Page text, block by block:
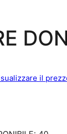
il